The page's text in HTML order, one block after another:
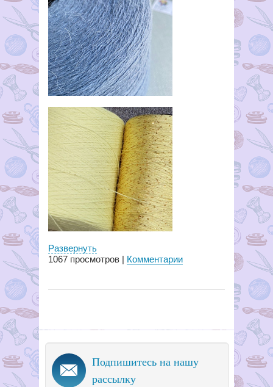
Развернуть
1067 просмотров | Комментарии
Подпишитесь на нашу
рассылку